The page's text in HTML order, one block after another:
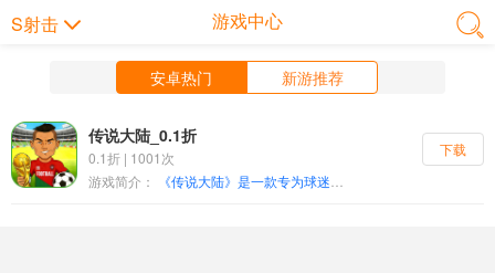
S射击 游戏中心
安卓热门 新游推荐
传说大陆_0.1折
0.1折 | 1001次
游戏简介：
《传说大陆》是一款专为球迷打造的Q版足球题材放置卡牌手游，以全新卡通演绎方式还原足坛传奇球星的赛场风采，搭配全场0.1折超低福利门槛，让你零压力打造专属豪门球队，圆梦绿茵之巅。 游戏创新融合放置挂机与卡牌养成核心玩法，无需爆肝手操，离线也能自动获取推图、养成资源，上线一键领取即可轻松升级进阶；海量传奇球星全收录，自由招募养成，前锋、中场、后卫、门将全位置覆盖，搭配灵活的阵型战术体系，用策略逆转赛场战局，小白也能快速上手。 在这里，你可以沉浸式体验俱乐部全维度运营，解锁特训室、战术室、球探中心等多元建筑，从青训培养到豪门运营一步到位；更有欧冠之塔、跨服冠军争霸赛、竞技场等丰富赛事玩法，复刻经典足坛名场面，与全球玩家同台竞技登顶绿茵王座。0.1折福利无套路拉满，海量钻石、顶级球星登录就送，不氪不肝，轻松玩转足坛！
下载